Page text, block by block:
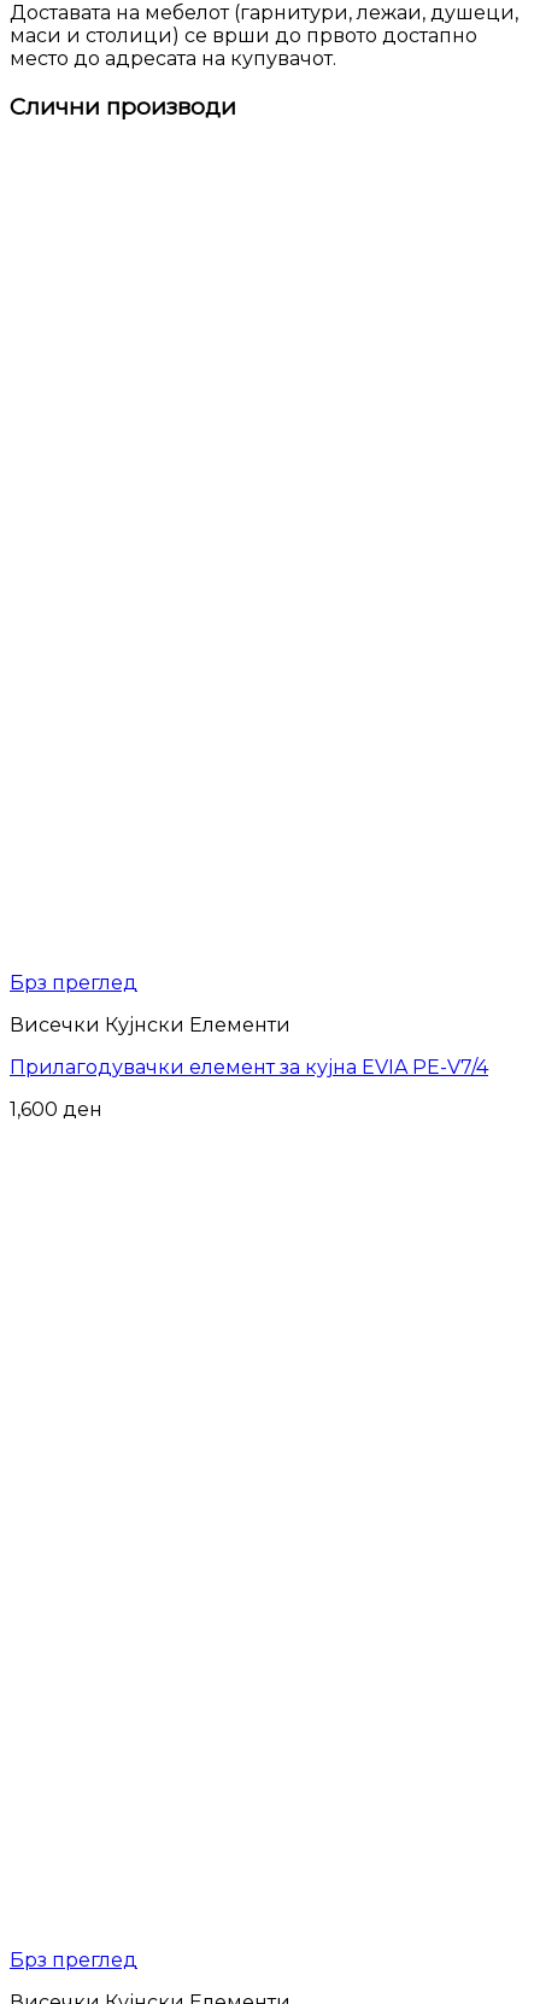
Доставата на мебелот (гарнитури, лежаи, душеци,
маси и столици) се врши до првото достапно
место до адресата на купувачот.
Слични производи
Брз преглед
Висечки Кујнски Елементи
Прилагодувачки елемент за кујна EVIA PE-V7/4
1,600 ден
Брз преглед